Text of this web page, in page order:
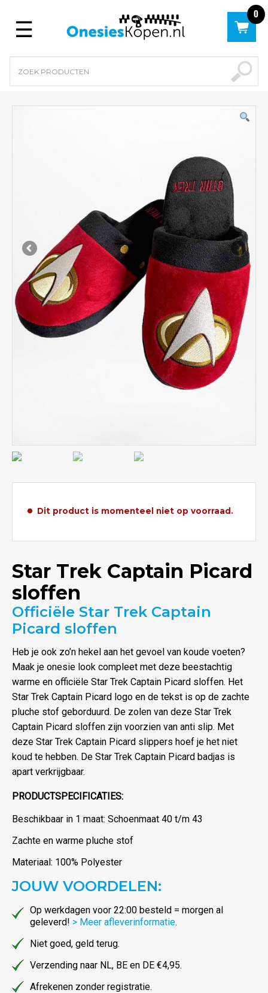
Menu
0
Dit product is momenteel niet op voorraad.
Star Trek Captain Picard
sloffen
Officiële Star Trek Captain
Picard sloffen
Heb je ook zo’n hekel aan het gevoel van koude voeten?
Maak je onesie look compleet met deze beestachtig
warme en officiële Star Trek Captain Picard sloffen. Het
Star Trek Captain Picard logo en de tekst is op de zachte
pluche stof geborduurd. De zolen van deze Star Trek
Captain Picard sloffen zijn voorzien van anti slip. Met
deze Star Trek Captain Picard slippers hoef je het niet
koud te hebben. De Star Trek Captain Picard badjas is
apart verkrijgbaar.
PRODUCTSPECIFICATIES:
Beschikbaar in 1 maat: Schoenmaat 40 t/m 43
Zachte en warme pluche stof
Materiaal: 100% Polyester
JOUW VOORDELEN:
Op werkdagen voor 22:00 besteld = morgen al
geleverd! > Meer afleverinformatie.
Niet goed, geld terug.
Verzending naar NL, BE en DE €4,95.
Afrekenen zonder registratie.